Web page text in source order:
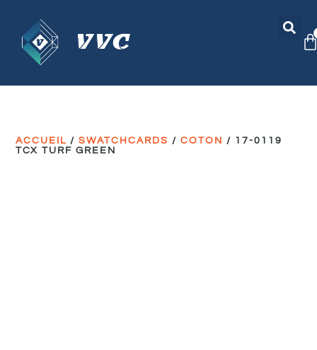
ACCUEIL /SWATCHCARDS /COTON / 17-0119
TCX TURF GREEN